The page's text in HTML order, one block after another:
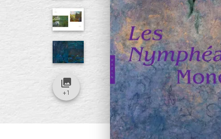
collections
+1